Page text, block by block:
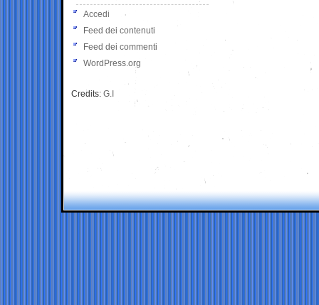
Accedi
Feed dei contenuti
Feed dei commenti
WordPress.org
Credits: G.I